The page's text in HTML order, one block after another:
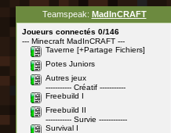
Teamspeak: MadInCRAFT
Joueurs connectés 0/146
--- Minecraft MadInCRAFT ---
Taverne [+Partage Fichiers]
Potes Juniors
Autres jeux
----------- Créatif -----------
Freebuild I
Freebuild II
----------- Survie ------------
Survival I